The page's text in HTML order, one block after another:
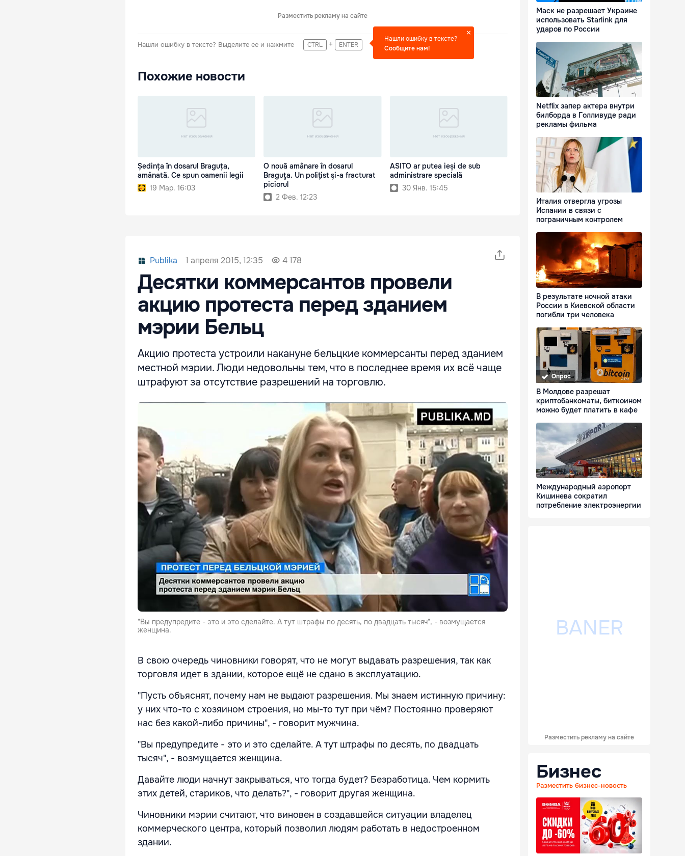
Разместить рекламу на сайте
Нашли ошибку в тексте? Выделите ее и нажмите CTRL + ENTER
Нашли ошибку в тексте?
Сообщите нам!
Похожие новости
Ședința în dosarul Braguța,
amânată. Ce spun oamenii legii
19 Мар. 16:03
O nouă amânare în dosarul
Braguţa. Un poliţist şi-a fracturat
piciorul
2 Фев. 12:23
ASITO ar putea ieși de sub
administrare specială
30 Янв. 15:45
Publika 1 апреля 2015, 12:35 4 178
Десятки коммерсантов провели
акцию протеста перед зданием
мэрии Бельц
Акцию протеста устроили накануне бельцкие коммерсанты перед зданием
местной мэрии. Люди недовольны тем, что в последнее время их всё чаще
штрафуют за отсутствие разрешений на торговлю.
"Вы предупредите - это и это сделайте. А тут штрафы по десять, по двадцать тысяч", - возмущается
женщина.
В свою очередь чиновники говорят, что не могут выдавать разрешения, так как
торговля идет в здании, которое ещё не сдано в эксплуатацию.
"Пусть объяснят, почему нам не выдают разрешения. Мы знаем истинную причину:
у них что-то с хозяином строения, но мы-то тут при чём? Постоянно проверяют
нас без какой-либо причины", - говорит мужчина.
"Вы предупредите - это и это сделайте. А тут штрафы по десять, по двадцать
тысяч", - возмущается женщина.
Давайте люди начнут закрываться, что тогда будет? Безработица. Чем кормить
этих детей, стариков, что делать?", - говорит другая женщина.
Чиновники мэрии считают, что виновен в создавшейся ситуации владелец
коммерческого центра, который позволил людям работать в недостроенном
здании.
Маск не разрешает Украине
использовать Starlink для
ударов по России
Netflix запер актера внутри
билборда в Голливуде ради
рекламы фильма
Италия отвергла угрозы
Испании в связи с
пограничным контролем
В результате ночной атаки
России в Киевской области
погибли три человека
Опрос
В Молдове разрешат
криптобанкоматы, биткоином
можно будет платить в кафе
Международный аэропорт
Кишинева сократил
потребление электроэнергии
Разместить рекламу на сайте
Бизнес
Разместить бизнес-новость